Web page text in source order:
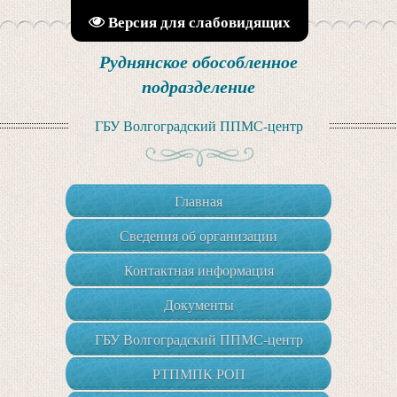
Версия для слабовидящих
Руднянское обособленное
подразделение
ГБУ Волгоградский ППМС-центр
Главная
Сведения об организации
Контактная информация
Документы
ГБУ Волгоградский ППМС-центр
РТПМПК РОП